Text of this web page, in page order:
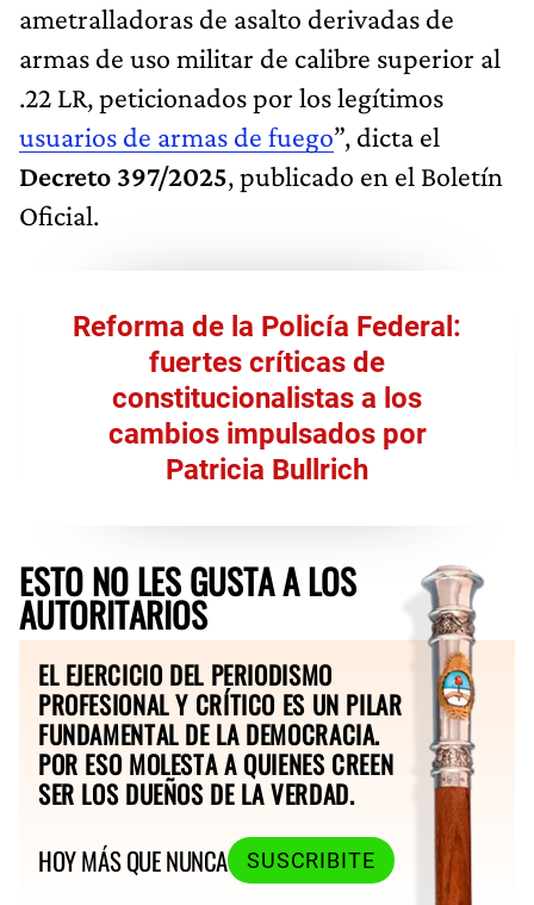
ametralladoras de asalto derivadas de
armas de uso militar de calibre superior al
.22 LR, peticionados por los legítimos
usuarios de armas de fuego”, dicta el
Decreto 397/2025, publicado en el Boletín
Oficial.
Reforma de la Policía Federal:
fuertes críticas de
constitucionalistas a los
cambios impulsados por
Patricia Bullrich
ESTO NO LES GUSTA A LOS
AUTORITARIOS
EL EJERCICIO DEL PERIODISMO
PROFESIONAL Y CRÍTICO ES UN PILAR
FUNDAMENTAL DE LA DEMOCRACIA.
POR ESO MOLESTA A QUIENES CREEN
SER LOS DUEÑOS DE LA VERDAD.
HOY MÁS QUE NUNCA
SUSCRIBITE